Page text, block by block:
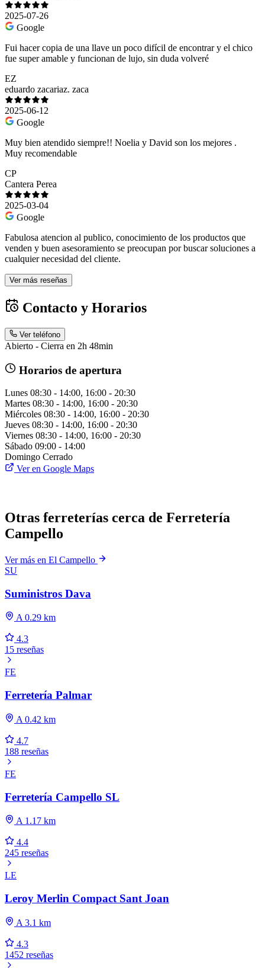
2025-07-26
Google
Fui hacer copia de una llave un poco difícil de encontrar y el chico
fue super amable y funcionan de lujo, sin duda volveré
EZ
eduardo zacariaz. zaca
2025-06-12
Google
Muy bien atendido siempre!! Noelia y David son los mejores .
Muy recomendable
CP
Cantera Perea
2025-03-04
Google
Fabulosa atencion al publico, conocimiento de los productos que
venden y buen asesoramiento se preocupan por buscar soluciones a
cualquier necesidad del cliente.
Ver más reseñas
Contacto y Horarios
Ver teléfono
Abierto - Cierra en 2h 48min
Horarios de apertura
Lunes 08:30 - 14:00, 16:00 - 20:30
Martes 08:30 - 14:00, 16:00 - 20:30
Miércoles 08:30 - 14:00, 16:00 - 20:30
Jueves 08:30 - 14:00, 16:00 - 20:30
Viernes 08:30 - 14:00, 16:00 - 20:30
Sábado 09:00 - 14:00
Domingo Cerrado
Ver en Google Maps
Otras ferreterías cerca de Ferretería
Campello
Ver más en El Campello
SU
Suministros Dava
A 0.29 km
4.3
15 reseñas
FE
Ferretería Palmar
A 0.42 km
4.7
188 reseñas
FE
Ferretería Campello SL
A 1.17 km
4.4
245 reseñas
LE
Leroy Merlin Compact Sant Joan
A 3.1 km
4.3
1452 reseñas